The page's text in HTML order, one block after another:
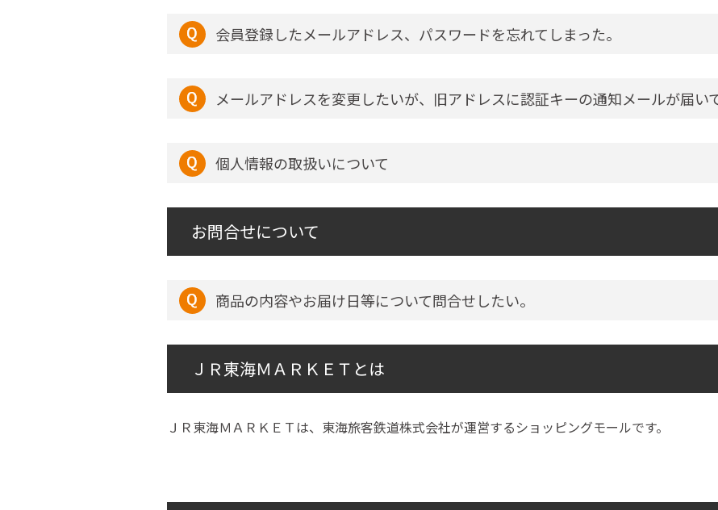
会員登録したメールアドレス、パスワードを忘れてしまった。
メールアドレスを変更したいが、旧アドレスに認証キーの通知メールが届い
個人情報の取扱いについて
お問合せについて
商品の内容やお届け日等について問合せしたい。
ＪＲ東海ＭＡＲＫＥＴとは
ＪＲ東海ＭＡＲＫＥＴは、東海旅客鉄道株式会社が運営するショッピングモールです。